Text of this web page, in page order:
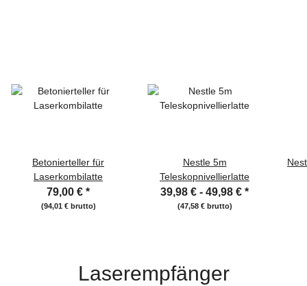
Betonierteller für
Laserkombilatte
79,00 € *
(94,01 € brutto)
Nestle 5m
Teleskopnivellierlatte
39,98 € - 49,98 € *
(47,58 € brutto)
Laserempfänger